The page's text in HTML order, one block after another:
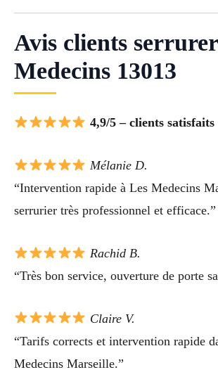
Avis clients
Medecins 13013
4,9/5 – clients satisfaits
Mélanie D.
“Intervention rapide à Les Medecins
serrurier très professionnel et efficace.”
Rachid B.
“Très bon service, ouverture de porte
Claire V.
“Tarifs corrects et intervention rapide
Medecins Marseille.”